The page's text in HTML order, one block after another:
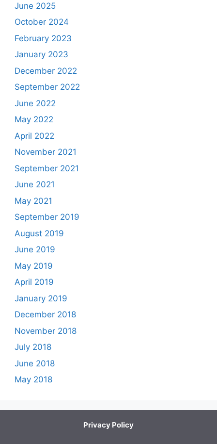
June 2025
October 2024
February 2023
January 2023
December 2022
September 2022
June 2022
May 2022
April 2022
November 2021
September 2021
June 2021
May 2021
September 2019
August 2019
June 2019
May 2019
April 2019
January 2019
December 2018
November 2018
July 2018
June 2018
May 2018
Privacy Policy